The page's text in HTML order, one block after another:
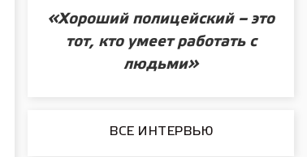
«Хороший полицейский – это
тот, кто умеет работать с
людьми»
ВСЕ ИНТЕРВЬЮ